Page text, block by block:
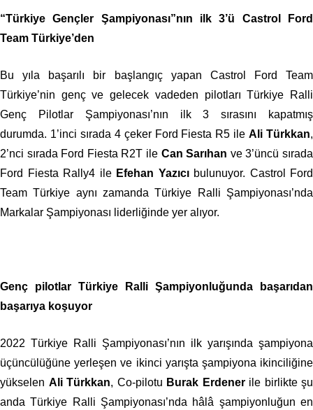
“Türkiye Gençler Şampiyonası”nın ilk 3’ü Castrol Ford
Team Türkiye’den
Bu yıla başarılı bir başlangıç yapan Castrol Ford Team
Türkiye’nin genç ve gelecek vadeden pilotları Türkiye Ralli
Genç Pilotlar Şampiyonası’nın ilk 3 sırasını kapatmış
durumda. 1’inci sırada 4 çeker Ford Fiesta R5 ileAli Türkkan,
2’nci sırada Ford Fiesta R2T ile Can Sarıhan ve 3’üncü sırada
Ford Fiesta Rally4 ile Efehan Yazıcıbulunuyor. Castrol Ford
Team Türkiye aynı zamanda Türkiye Ralli Şampiyonası’nda
Markalar Şampiyonası liderliğinde yer alıyor.
Genç pilotlar Türkiye Ralli Şampiyonluğunda başarıdan
başarıya koşuyor
2022 Türkiye Ralli Şampiyonası’nın ilk yarışında şampiyona
üçüncülüğüne yerleşen ve ikinci yarışta şampiyona ikinciliğine
yükselen Ali Türkkan, Co-pilotu Burak Erdenerile birlikte şu
anda Türkiye Ralli Şampiyonası’nda hâlâ şampiyonluğun en